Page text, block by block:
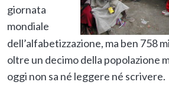
giornata
mondiale
dell’alfabetizzazione, ma ben 758
oltre un decimo della popolazione
oggi non sa né leggere né scrivere.